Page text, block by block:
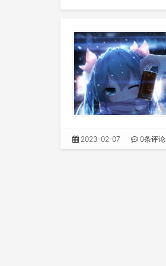
2023-02-07 0条评论